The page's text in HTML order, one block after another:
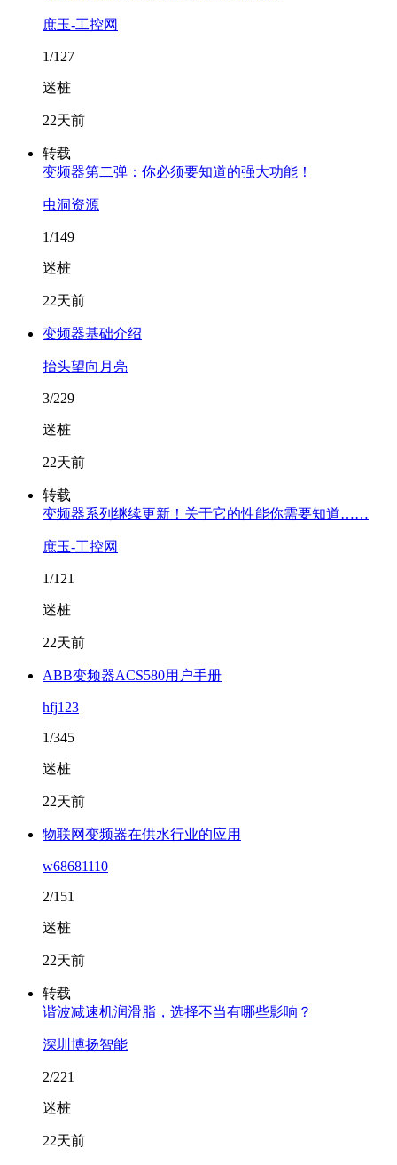
庶玉-工控网
1/127
迷桩
22天前
转载
变频器第二弹：你必须要知道的强大功能！
虫洞资源
1/149
迷桩
22天前
变频器基础介绍
抬头望向月亮
3/229
迷桩
22天前
转载
变频器系列继续更新！关于它的性能你需要知道……
庶玉-工控网
1/121
迷桩
22天前
ABB变频器ACS580用户手册
hfj123
1/345
迷桩
22天前
物联网变频器在供水行业的应用
w68681110
2/151
迷桩
22天前
转载
谐波减速机润滑脂，选择不当有哪些影响？
深圳博扬智能
2/221
迷桩
22天前